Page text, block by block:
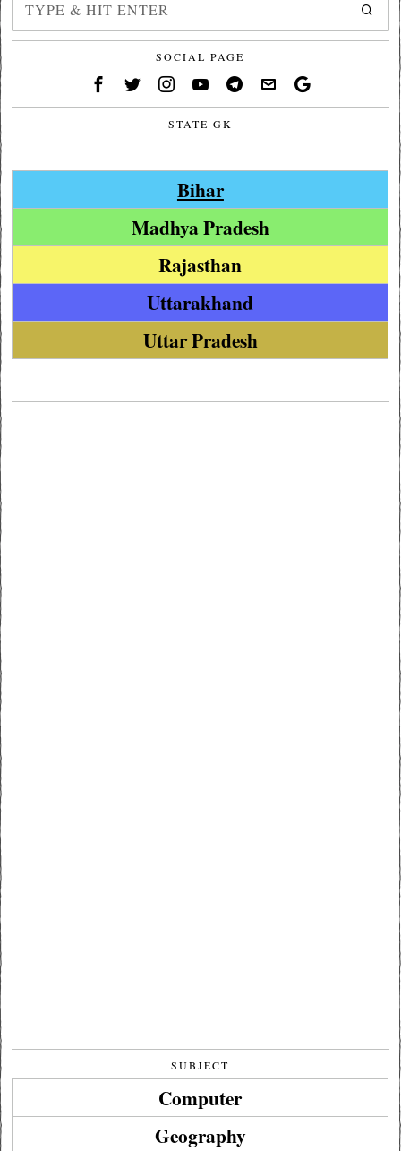
SOCIAL PAGE
STATE GK
Bihar
Madhya Pradesh
Rajasthan
Uttarakhand
Uttar Pradesh
SUBJECT
Computer
Geography